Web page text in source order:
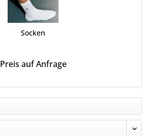
Socken
Preis auf Anfrage